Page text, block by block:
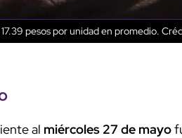
pesos por unidad en promedio.
al miércoles 27 de mayo